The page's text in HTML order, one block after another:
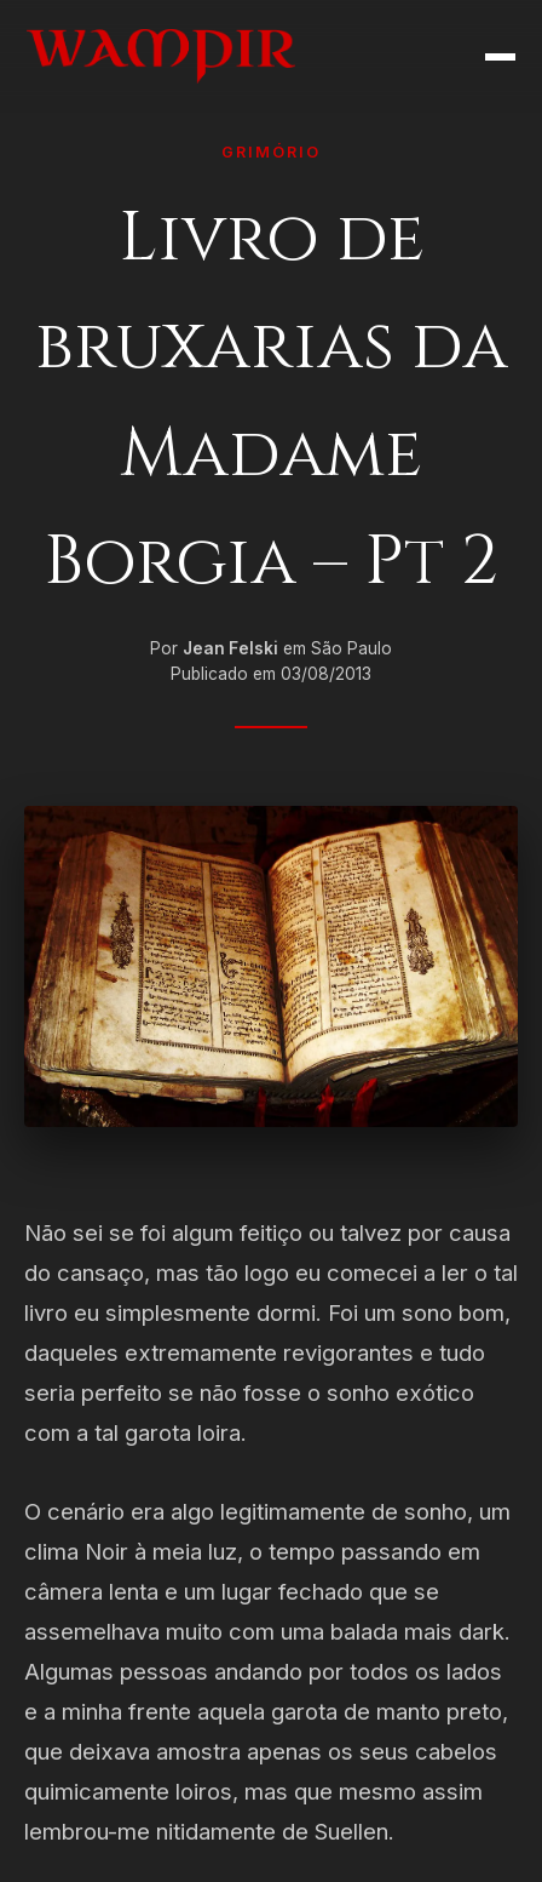
GRIMÓRIO
Livro de
bruxarias da
Madame
Borgia – Pt 2
Por Jean Felski em São Paulo
Publicado em 03/08/2013
Não sei se foi algum feitiço ou talvez por causa
do cansaço, mas tão logo eu comecei a ler o tal
livro eu simplesmente dormi. Foi um sono bom,
daqueles extremamente revigorantes e tudo
seria perfeito se não fosse o sonho exótico
com a tal garota loira.
O cenário era algo legitimamente de sonho, um
clima Noir à meia luz, o tempo passando em
câmera lenta e um lugar fechado que se
assemelhava muito com uma balada mais dark.
Algumas pessoas andando por todos os lados
e a minha frente aquela garota de manto preto,
que deixava amostra apenas os seus cabelos
quimicamente loiros, mas que mesmo assim
lembrou-me nitidamente de Suellen.